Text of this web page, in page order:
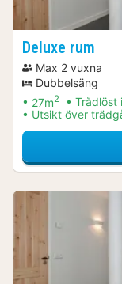
Deluxe rum
Max 2 vuxna
Dubbelsäng
27m2 Trådlöst
Utsikt över